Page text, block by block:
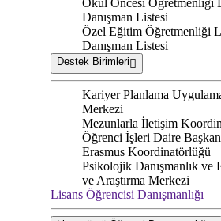
Okul Öncesi Öğretmenliği
Danışman Listesi
Özel Eğitim Öğretmenliği
Danışman Listesi
Destek Birimleri
Kariyer Planlama
Merkezi
Mezunlarla İletişim
Öğrenci İşleri Daire
Erasmus Koordinatörlüğü
Psikolojik Danışmanlık ve
ve Araştırma Merkezi
Lisans Öğrencisi Danışmanlığı